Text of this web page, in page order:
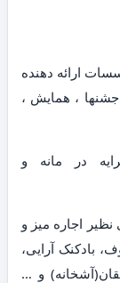
ارائه دهنده
، همایش ،
در مانه و
اجاره میز و
بادکنک آرایی،
و …